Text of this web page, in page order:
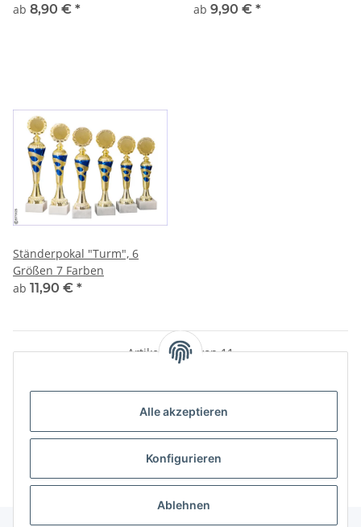
Alle akzeptieren
Konfigurieren
Ablehnen
ab 8,90 € *
ab 9,90 € *
Ständerpokal "Turm", 6
Größen 7 Farben
ab 11,90 € *
Artikel 1 - 11 von 11
Kategorien